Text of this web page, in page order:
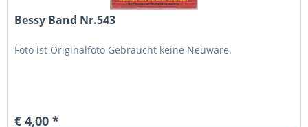
Bessy Band Nr.543
Foto ist Originalfoto Gebraucht keine Neuware.
€ 4,00 *